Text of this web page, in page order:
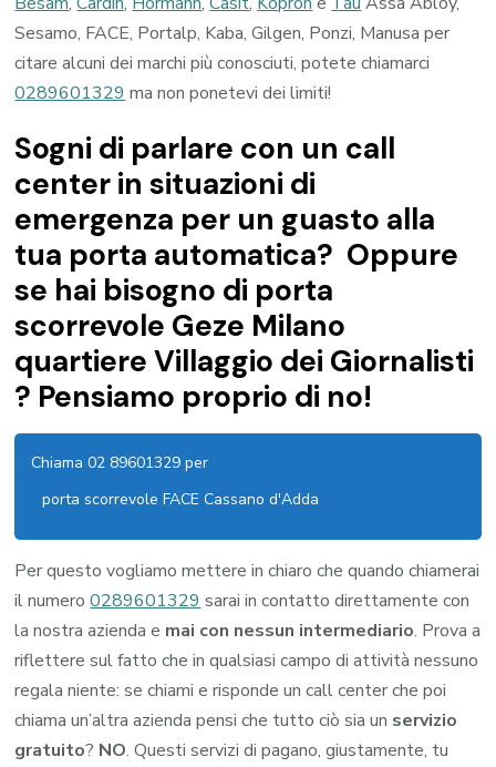
Sesamo, FACE, Portalp, Kaba, Gilgen, Ponzi, Manusa per
citare alcuni dei marchi più conosciuti, potete chiamarci
0289601329 ma non ponetevi dei limiti!
Sogni di parlare con un call
center in situazioni di
emergenza per un guasto alla
tua porta automatica? Oppure
se hai bisogno di porta
scorrevole Geze Milano
quartiere Villaggio dei Giornalisti
? Pensiamo proprio di no!
Chiama 02 89601329 per
porta scorrevole FACE Cassano d'Adda
Per questo vogliamo mettere in chiaro che quando chiamerai
il numero0289601329sarai in contatto direttamente con
la nostra azienda e mai con nessun intermediario. Prova a
riflettere sul fatto che in qualsiasi campo di attività nessuno
regala niente: se chiami e risponde un call center che poi
chiama un’altra azienda pensi che tutto ciò sia un servizio
gratuito? NO. Questi servizi di pagano, giustamente, tu